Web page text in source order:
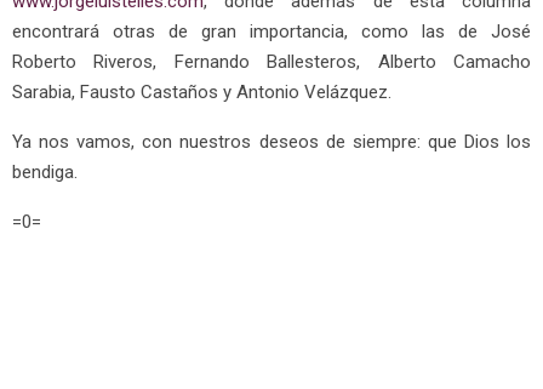
encontrará otras de gran importancia, como las de José
Roberto Riveros, Fernando Ballesteros, Alberto Camacho
Sarabia, Fausto Castaños y Antonio Velázquez.
Ya nos vamos, con nuestros deseos de siempre: que Dios los
bendiga.
=0=